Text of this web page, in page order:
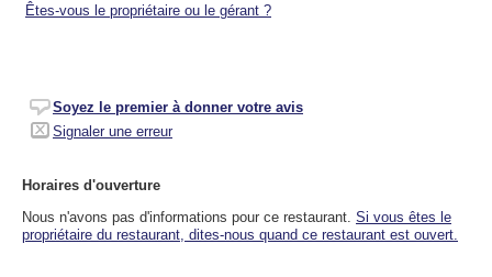
Êtes-vous le propriétaire ou le gérant ?
Soyez le premier à donner votre avis
Signaler une erreur
Horaires d'ouverture
Nous n'avons pas d'informations pour ce restaurant. Si vous êtes le
propriétaire du restaurant, dites-nous quand ce restaurant est ouvert.